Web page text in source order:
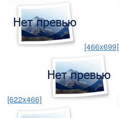
[466x699]
[622x466]